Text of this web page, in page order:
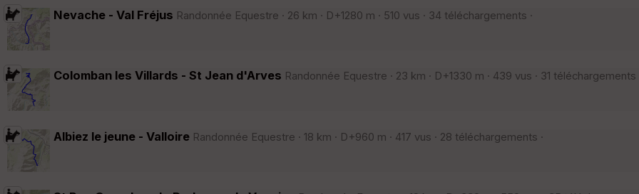
Nevache - Val Fréjus Randonnée Equestre · 26 km · D+1280 m · 510 vus · 34 téléchargements ·
Colomban les Villards - St Jean d'Arves Randonnée Equestre · 23 km · D+1330 m · 439 vus · 31 téléchargements
Albiez le jeune - Valloire Randonnée Equestre · 18 km · D+960 m · 417 vus · 28 téléchargements ·